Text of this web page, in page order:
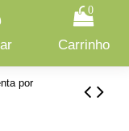
0
Carrinho
por